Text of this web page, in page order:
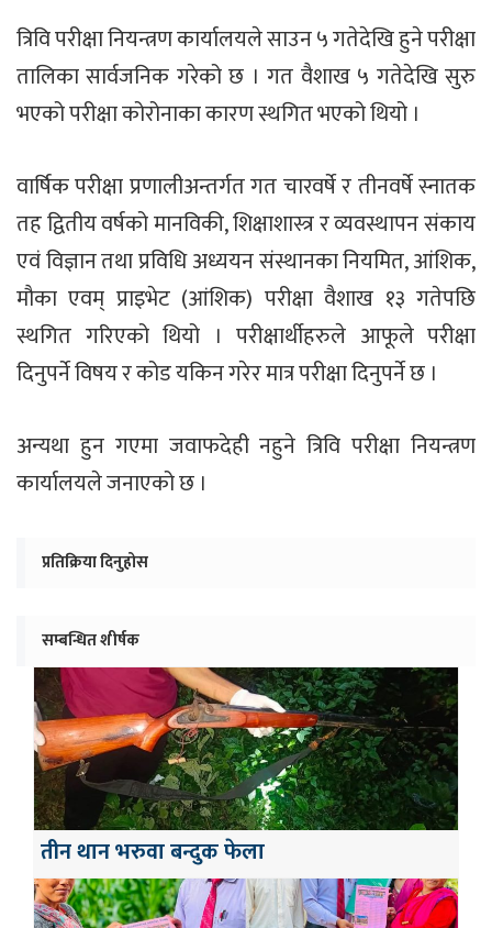
त्रिवि परीक्षा नियन्त्रण कार्यालयले साउन ५ गतेदेखि हुने परीक्षा
तालिका सार्वजनिक गरेको छ । गत वैशाख ५ गतेदेखि सुरु
भएको परीक्षा कोरोनाका कारण स्थगित भएको थियो ।
वार्षिक परीक्षा प्रणालीअन्तर्गत गत चारवर्षे र तीनवर्षे स्नातक
तह द्वितीय वर्षको मानविकी, शिक्षाशास्त्र र व्यवस्थापन संकाय
एवं विज्ञान तथा प्रविधि अध्ययन संस्थानका नियमित, आंशिक,
मौका एवम् प्राइभेट (आंशिक) परीक्षा वैशाख १३ गतेपछि
स्थगित गरिएको थियो । परीक्षार्थीहरुले आफूले परीक्षा
दिनुपर्ने विषय र कोड यकिन गरेर मात्र परीक्षा दिनुपर्ने छ ।
अन्यथा हुन गएमा जवाफदेही नहुने त्रिवि परीक्षा नियन्त्रण
कार्यालयले जनाएको छ ।
प्रतिक्रिया दिनुहोस
सम्बन्धित शीर्षक
तीन थान भरुवा बन्दुक फेला